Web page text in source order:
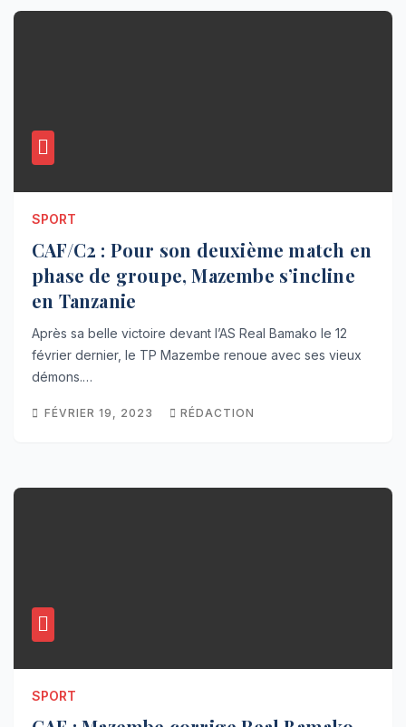
SPORT
CAF/C2 : Pour son deuxième match en
phase de groupe, Mazembe s’incline
en Tanzanie
Après sa belle victoire devant l’AS Real Bamako le 12
février dernier, le TP Mazembe renoue avec ses vieux
démons.…
FÉVRIER 19, 2023 RÉDACTION
SPORT